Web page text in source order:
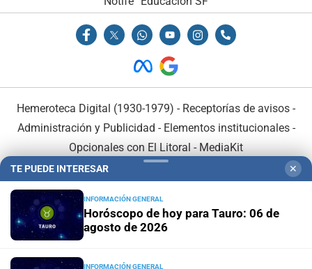
Hemeroteca Digital (1930-1979) - Receptorías de avisos -
Administración y Publicidad - Elementos institucionales-
Opcionales con El Litoral - MediaKit
TE PUEDE INTERESAR ✕
INFORMACIÓN GENERAL
Horóscopo de hoy para Tauro: 06 de
agosto de 2026
INFORMACIÓN GENERAL